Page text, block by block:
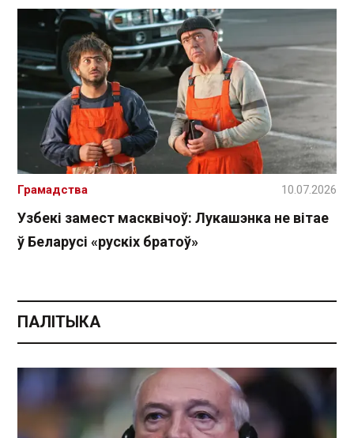
Узбекі замест масквічоў: Лукашэнка не вітае
ў Беларусі «рускіх братоў»
Грамадства 10.07.2026
ПАЛІТЫКА